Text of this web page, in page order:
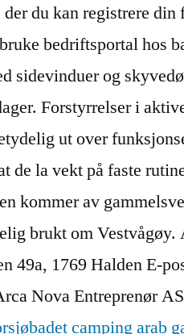
du kan registrere din
bedriftsportal hos
sidevinduer og
Forstyrrelser i
ut over
de la vekt på faste
kommer av
brukt om
49a, 1769 Halden E-
Nova Entreprenør
camping arab